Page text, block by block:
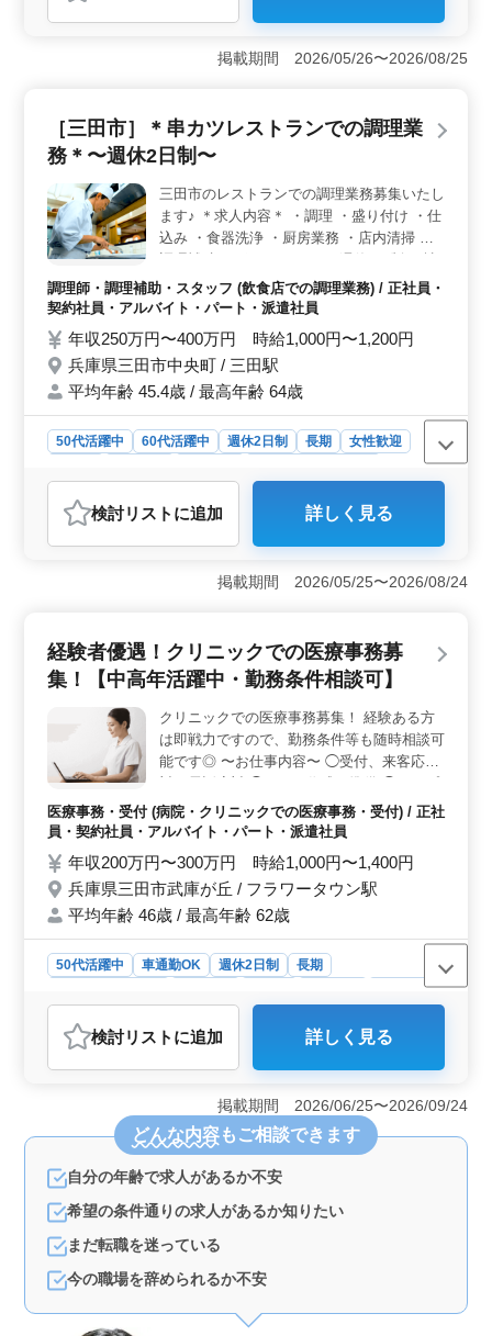
＜完全週休2日制＞ 働きやすい環境で、社労士業務がで
きる方を募集中です。社会保険手続きや給与計算、トラ
ブル対応まで多岐にわたる業務があります。三田市に拠
極採用＞ 50代以上のベテラン層の採用実績が豊富で
す。ベテランの経験と知識を活かして、充実したキャリ
されており、安心して働けます。 ＜多彩な業務領域
＞ 社労士業務全般に携わりながら、人材育成相談や制
度制定、助成金業務まで。業務幅広くスキルアップのチ
ャンスが豊富です。経験者や資格保有者、幅広い年代の
方におすすめのポジションです。
掲載期間 2026/05/26〜2026/08/25
［三田市］＊串カツレストランでの調理業
務＊〜週休2日制〜
三田市のレストランでの調理業務募集いたし
ます♪ ＊求人内容＊ ・調理 ・盛り付け ・仕
込み ・食器洗浄 ・厨房業務 ・店内清掃 ・
会保険完備 ・勤務時間応相談 ・50代、60代
の採用実績あり 今まで培ってきた経験を若
問い合わせください♪
調理師・調理補助・スタッフ (飲食店での調理業務) / 正社員・
契約社員・アルバイト・パート・派遣社員
年収250万円〜400万円 時給1,000円〜1,200円
兵庫県三田市中央町 / 三田駅
平均年齢 45.4歳 / 最高年齢 64歳
50代活躍中 60代活躍中 週休2日制 長期
女性歓迎
おすすめポイント
＜シニア世代活躍中＞ この求人は、シニア世代の方に
特におすすめです。兵庫県三田市の串カツレストランで
の勤務で、50代や60代の方が活躍中の職場です。 ＜
＜経験を活かす＞ 経験豊富なシニアの方には、その経
験を活かし、さらに若手スタッフに経験を教える機会も
検討リスト に追加 詳しく見る
掲載期間 2026/05/25〜2026/08/24
経験者優遇！クリニックでの医療事務募
集！【中高年活躍中・勤務条件相談可】
クリニックでの医療事務募集！ 経験ある方
は即戦力ですので、勤務条件等も随時相談可
能です◎ 〜お仕事内容〜 ◯受付、来客応
ト作成 【診療科目】一般内科 〜特徴〜 ◎経
験者優遇 ◎社会保険完備 ◎交通費支給 ◎勤
いる職場です！ お気軽にご応募ください★
医療事務・受付 (病院・クリニックでの医療事務・受付) / 正社
員・契約社員・アルバイト・パート・派遣社員
年収200万円〜300万円 時給1,000円〜1,400円
兵庫県三田市武庫が丘 / フラワータウン駅
平均年齢 46歳 / 最高年齢 62歳
50代活躍中 車通勤OK 週休2日制
長期
派遣社員
医療事務・受付
おすすめポイント
＜経験者優遇の医療事務募集＞ 医療事務の重要性がま
すます高まる中、クリニックでは経験者を優遇し、即戦
力として活躍できる環境を整えています。長年の経験を
持つ方々が新しいメンバーとしての活躍を期待されてい
ます。 ＜やりがいのある業務内容＞ 受付業務や来
客応対では患者様やそのご家族とのコミュニケーション
が欠かせません。またカルテ作成やレセプト作成では、
正確性と迅速さが求められます。このような業務を通じ
て患者様のサポートに貢献するやりがいを感じることが
50代以上の経験豊富な方々が積極的に活躍されていま
います。年齢に関係なく、経験を活かして新たなキャリ
検討リスト に追加 詳しく見る
掲載期間 2026/06/25〜2026/09/24
どんな内容もご相談できます
自分の年齢で求人があるか不安
希望の条件通りの求人があるか知りたい
まだ転職を迷っている
今の職場を辞められるか不安